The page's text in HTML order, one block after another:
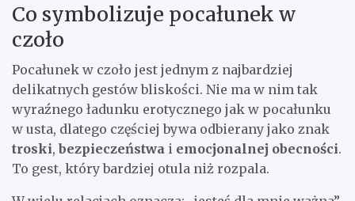
Co symbolizuje pocałunek w
czoło
Pocałunek w czoło jest jednym z najbardziej
delikatnych gestów bliskości. Nie ma w nim tak
wyraźnego ładunku erotycznego jak w pocałunku
w usta, dlatego częściej bywa odbierany jako znak
troski, bezpieczeństwa i emocjonalnej obecności.
To gest, który bardziej otula niż rozpala.